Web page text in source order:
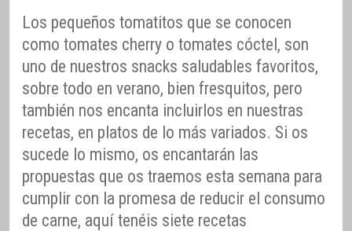
Los pequeños tomatitos que se conocen
como tomates cherry o tomates cóctel, son
uno de nuestros snacks saludables favoritos,
sobre todo en verano, bien fresquitos, pero
también nos encanta incluirlos en nuestras
recetas, en platos de lo más variados. Si os
sucede lo mismo, os encantarán las
propuestas que os traemos esta semana para
cumplir con la promesa de reducir el consumo
de carne, aquí tenéis siete recetas